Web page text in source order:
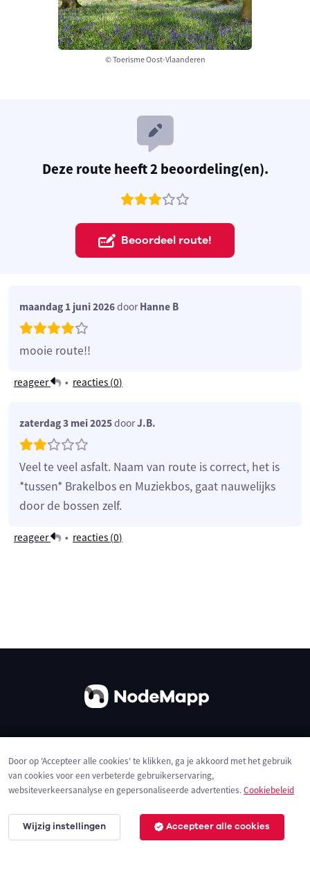
© Toerisme Oost-Vlaanderen
Deze route heeft 2 beoordeling(en).
Beoordeel route!
maandag 1 juni 2026doorHanne B
mooie route!!
reageer • reacties (0)
zaterdag 3 mei 2025doorJ.B.
Veel te veel asfalt. Naam van route is correct, het is
*tussen* Brakelbos en Muziekbos, gaat nauwelijks
door de bossen zelf.
reageer • reacties (0)
Privacybeleid Cookies
Door op 'Accepteer alle cookies' te klikken, ga je akkoord met het gebruik
van cookies voor een verbeterde gebruikerservaring,
websiteverkeersanalyse en gepersonaliseerde advertenties.Cookiebeleid
Wijzig instellingen Accepteer alle cookies